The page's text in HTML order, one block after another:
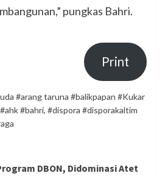
pungkas Bahri.
Print
#arang taruna #balikpapan #Kukar
#bahri, #dispora #disporakaltim
DBON, Didominasi Atet